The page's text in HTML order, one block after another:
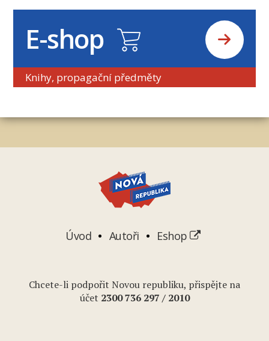
E-shop
Knihy, propagační předměty
Úvod Autoři Eshop
Chcete-li podpořit Novou republiku, přispějte na
účet 2300 736 297 / 2010